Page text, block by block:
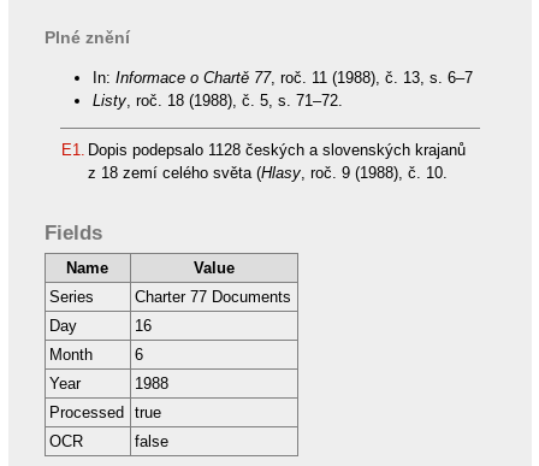
Plné znění
In: Informace o Chartě 77, roč. 11 (1988), č. 13, s. 6–7
Listy, roč. 18 (1988), č. 5, s. 71–72.
E1. Dopis podepsalo 1128 českých a slovenských krajanů
z 18 zemí celého světa (Hlasy, roč. 9 (1988), č. 10.
Fields
Name
Value
Series
Charter 77 Documents
Day
16
Month
6
Year
1988
Processed
true
OCR
false